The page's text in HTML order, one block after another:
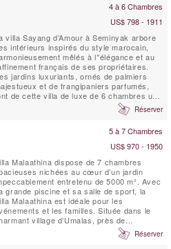
4 à 6 Chambres
US$ 798 - 1911
villa Sayang d’Amour à Seminyak arbore
intérieurs inspirés du style marocain,
mêlés à l’'élégance et au
français de ses propriétaires.
jardins luxuriants, ornés de palmiers
et de frangipaniers parfumés,
de cette villa de luxe de 6 chambres un
véritable joyau balinais. Séjourner à la Villa
Sayang d’Amour, c’est plonger dans un conte
Réserver
5 à 7 Chambres
US$ 970 - 1950
Malaathina dispose de 7 chambres
nichées au cœur d’un jardin
entretenu de 5000 m². Avec
grande piscine et sa salle de sport, la
Malaathina est idéale pour les
et les familles. Située dans le
village d’Umalas, près de
Seminyak, cette luxueuse villa vous invite à
vivre comme des rois dans un cadre serein
Réserver